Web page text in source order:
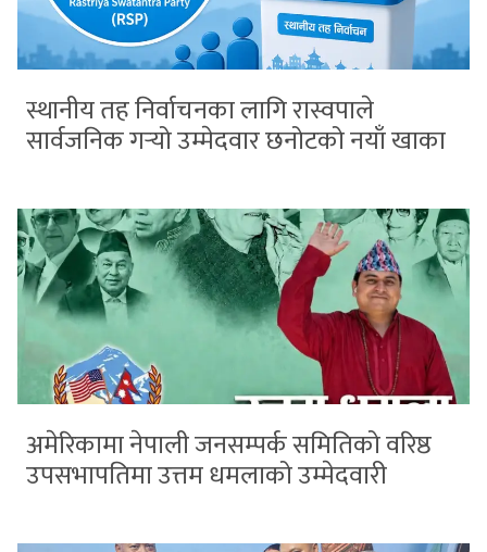
स्थानीय तह निर्वाचनका लागि रास्वपाले
सार्वजनिक गर्‍यो उम्मेदवार छनोटको नयाँ खाका
अमेरिकामा नेपाली जनसम्पर्क समितिको वरिष्ठ
उपसभापतिमा उत्तम धमलाको उम्मेदवारी